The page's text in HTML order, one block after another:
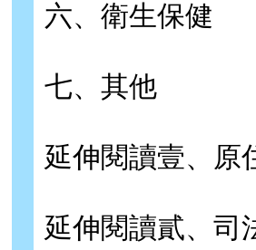
六、衛生保健
七、其他
延伸閱讀壹、原
延伸閱讀貳、司